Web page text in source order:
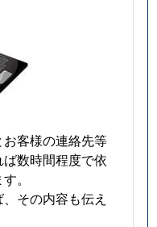
客様の連絡先等
数時間程度で依
。
その内容も伝え